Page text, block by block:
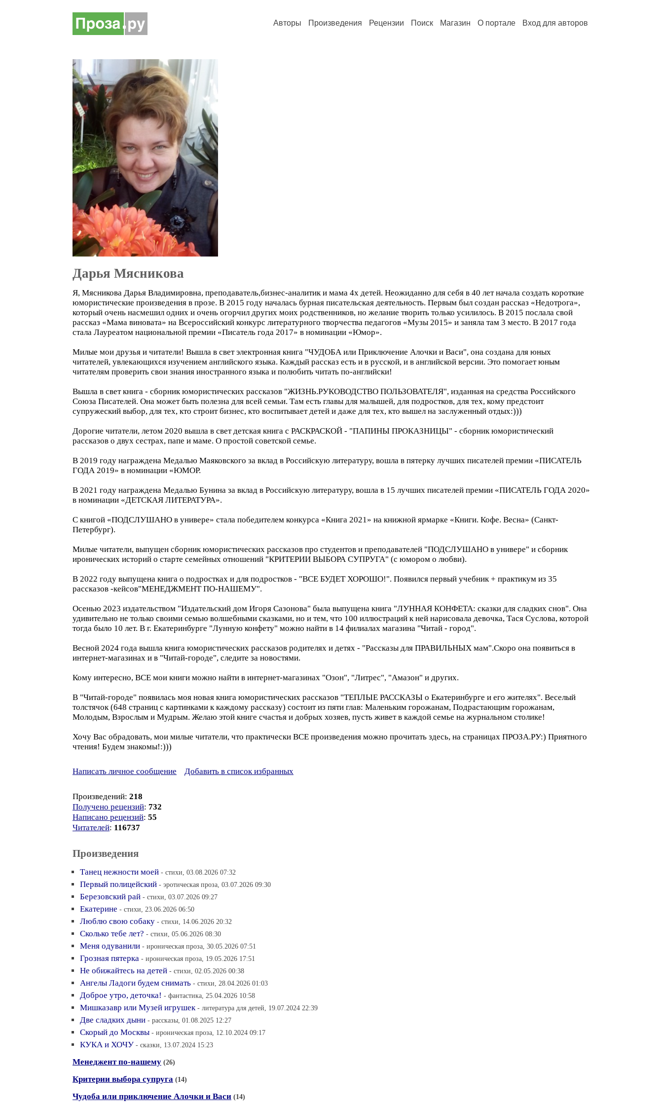
Авторы Произведения Рецензии Поиск Магазин О портале Вход для авторов
Дарья Мясникова
Я, Мясникова Дарья Владимировна, преподаватель,бизнес-аналитик и мама 4х детей. Неожиданно для себя в 40 лет начала создать короткие
юмористические произведения в прозе. В 2015 году началась бурная писательская деятельность. Первым был создан рассказ «Недотрога»,
который очень насмешил одних и очень огорчил других моих родственников, но желание творить только усилилось. В 2015 послала свой
рассказ «Мама виновата» на Всероссийский конкурс литературного творчества педагогов «Музы 2015» и заняла там 3 место. В 2017 года
стала Лауреатом национальной премии «Писатель года 2017» в номинации «Юмор».
Милые мои друзья и читатели! Вышла в свет электронная книга "ЧУДОБА или Приключение Алочки и Васи", она создана для юных
читателей, увлекающихся изучением английского языка. Каждый рассказ есть и в русской, и в английской версии. Это помогает юным
читателям проверить свои знания иностранного языка и полюбить читать по-английски!
Вышла в свет книга - сборник юмористических рассказов "ЖИЗНЬ.РУКОВОДСТВО ПОЛЬЗОВАТЕЛЯ", изданная на средства Российского
Союза Писателей. Она может быть полезна для всей семьи. Там есть главы для малышей, для подростков, для тех, кому предстоит
супружеский выбор, для тех, кто строит бизнес, кто воспитывает детей и даже для тех, кто вышел на заслуженный отдых:)))
Дорогие читатели, летом 2020 вышла в свет детская книга с РАСКРАСКОЙ - "ПАПИНЫ ПРОКАЗНИЦЫ" - сборник юмористический
рассказов о двух сестрах, папе и маме. О простой советской семье.
В 2019 году награждена Медалью Маяковского за вклад в Российскую литературу, вошла в пятерку лучших писателей премии «ПИСАТЕЛЬ
ГОДА 2019» в номинации «ЮМОР.
В 2021 году награждена Медалью Бунина за вклад в Российскую литературу, вошла в 15 лучших писателей премии «ПИСАТЕЛЬ ГОДА 2020»
в номинации «ДЕТСКАЯ ЛИТЕРАТУРА».
С книгой «ПОДСЛУШАНО в универе» стала победителем конкурса «Книга 2021» на книжной ярмарке «Книги. Кофе. Весна» (Санкт-
Петербург).
Милые читатели, выпущен сборник юмористических рассказов про студентов и преподавателей "ПОДСЛУШАНО в универе" и сборник
иронических историй о старте семейных отношений "КРИТЕРИИ ВЫБОРА СУПРУГА" (с юмором о любви).
В 2022 году выпущена книга о подростках и для подростков - "ВСЕ БУДЕТ ХОРОШО!". Появился первый учебник + практикум из 35
рассказов -кейсов"МЕНЕДЖМЕНТ ПО-НАШЕМУ".
Осенью 2023 издательством "Издательский дом Игоря Сазонова" была выпущена книга "ЛУННАЯ КОНФЕТА: сказки для сладких снов". Она
удивительно не только своими семью волшебными сказками, но и тем, что 100 иллюстраций к ней нарисовала девочка, Тася Суслова, которой
тогда было 10 лет. В г. Екатеринбурге "Лунную конфету" можно найти в 14 филиалах магазина "Читай - город".
Весной 2024 года вышла книга юмористических рассказов родителях и детях - "Рассказы для ПРАВИЛЬНЫХ мам".Скоро она появиться в
интернет-магазинах и в "Читай-городе", следите за новостями.
Кому интересно, ВСЕ мои книги можно найти в интернет-магазинах "Озон", "Литрес", "Амазон" и других.
В "Читай-городе" появилась моя новая книга юмористических рассказов "ТЕПЛЫЕ РАССКАЗЫ о Екатеринбурге и его жителях". Веселый
толстячок (648 страниц с картинками к каждому рассказу) состоит из пяти глав: Маленьким горожанам, Подрастающим горожанам,
Молодым, Взрослым и Мудрым. Желаю этой книге счастья и добрых хозяев, пусть живет в каждой семье на журнальном столике!
Хочу Вас обрадовать, мои милые читатели, что практически ВСЕ произведения можно прочитать здесь, на страницах ПРОЗА.РУ:) Приятного
чтения! Будем знакомы!:)))
Написать личное сообщение Добавить в список избранных
Произведений: 218
Получено рецензий: 732
Написано рецензий: 55
Читателей: 116737
Произведения
Танец нежности моей - стихи, 03.08.2026 07:32
Первый полицейский - эротическая проза, 03.07.2026 09:30
Березовский рай - стихи, 03.07.2026 09:27
Екатерине - стихи, 23.06.2026 06:50
Люблю свою собаку - стихи, 14.06.2026 20:32
Сколько тебе лет? - стихи, 05.06.2026 08:30
Меня одуванили - ироническая проза, 30.05.2026 07:51
Грозная пятерка - ироническая проза, 19.05.2026 17:51
Не обижайтесь на детей - стихи, 02.05.2026 00:38
Ангелы Ладоги будем снимать - стихи, 28.04.2026 01:03
Доброе утро, деточка! - фантастика, 25.04.2026 10:58
Мишказавр или Музей игрушек - литература для детей, 19.07.2024 22:39
Две сладких дыни - рассказы, 01.08.2025 12:27
Скорый до Москвы - ироническая проза, 12.10.2024 09:17
КУКА и ХОЧУ - сказки, 13.07.2024 15:23
Менеджент по-нашему (26)
Критерии выбора супруга (14)
Чудоба или приключение Алочки и Васи (14)